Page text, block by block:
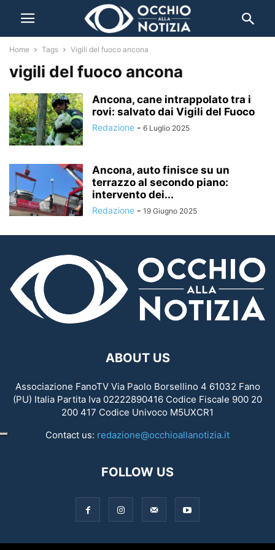
Home Tags Vigili del fuoco ancona
vigili del fuoco ancona
Ancona, cane intrappolato tra i
rovi: salvato dai Vigili del Fuoco
Redazione - 6 Luglio 2025
Ancona, auto finisce su un
terrazzo al secondo piano:
intervento dei...
Redazione - 19 Giugno 2025
ABOUT US
Associazione FanoTV Via Paolo Borsellino 4 61032 Fano
(PU) Italia Partita Iva 02222890416 Codice Fiscale 900 20
200 417 Codice Univoco M5UXCR1
Contact us: redazione@occhioallanotizia.it
FOLLOW US